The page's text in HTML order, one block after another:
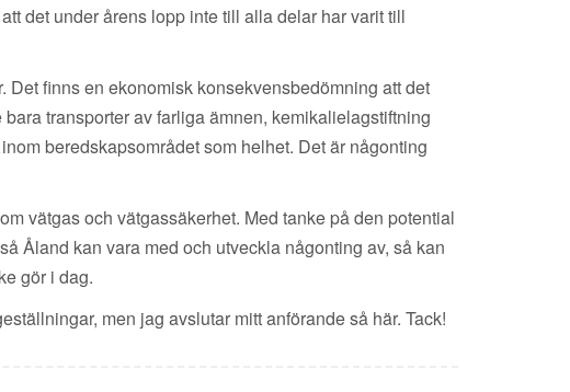
det under årens lopp inte till alla delar har varit till
finns en ekonomisk konsekvensbedömning att det
transporter av farliga ämnen, kemikalielagstiftning
beredskapsområdet som helhet. Det är någonting
vätgas och vätgassäkerhet. Med tanke på den potential
Åland kan vara med och utveckla någonting av, så kan
gör i dag.
men jag avslutar mitt anförande så här. Tack!